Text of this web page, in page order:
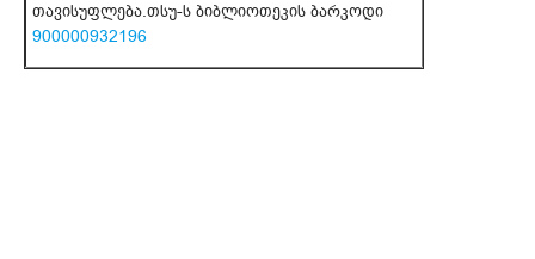
თავისუფლება.თსუ-ს ბიბლიოთეკის ბარკოდი
900000932196